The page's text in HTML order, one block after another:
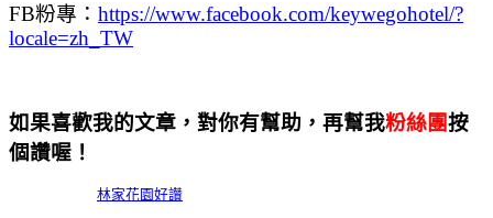
FB粉專： https://www.facebook.com/keywegohotel/?
locale=zh_TW
如果喜歡我的文章，對你有幫助，再幫我粉絲團按
個讚喔！
林家花園好讚